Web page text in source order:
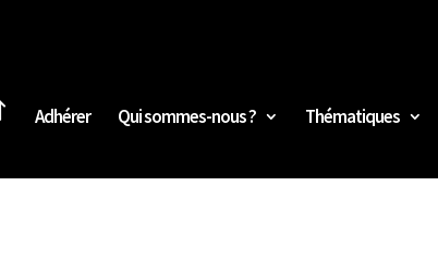
Adhérer Qui sommes-nous ? Thématiques